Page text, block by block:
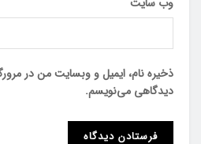
ذخیره نام، ایمیل و وبسایت من در
دیدگاهی می‌نویسم.